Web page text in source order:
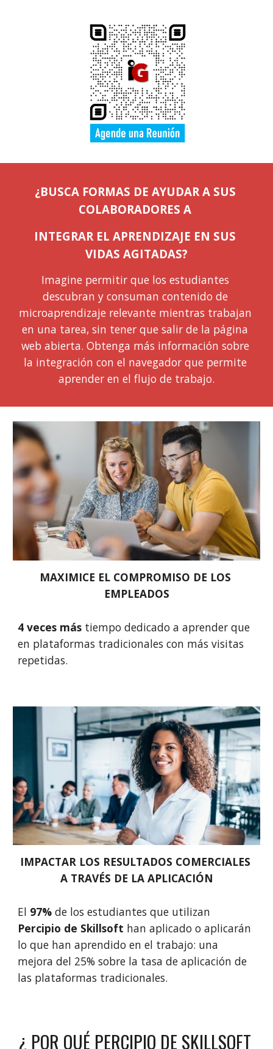
COLABORADORES A
INTEGRAR EL APRENDIZAJE EN SUS
VIDAS AGITADAS?
Imagine permitir que los estudiantes
descubran y consuman contenido de
microaprendizaje relevante mientras trabajan
en una tarea, sin tener que salir de la página
web abierta. Obtenga más información sobre
la integración con el navegador que permite
aprender en el flujo de trabajo.
MAXIMICE EL COMPROMISO DE LOS
EMPLEADOS
4 veces más tiempo dedicado a aprender que
en plataformas tradicionales con más visitas
repetidas.
IMPACTAR LOS RESULTADOS COMERCIALES
A TRAVÉS DE LA APLICACIÓN
El 97%
Percipio de Skillsoft han aplicado o aplicarán
lo que han aprendido en el trabajo: una
mejora del 25% sobre la tasa de aplicación de
las plataformas tradicionales.
¿ POR QUÉ PERCIPIO DE SKILLSOFT